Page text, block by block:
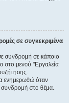
σε συγκεκριμένα
συνδρομή σε κάποιο
στο μενού "Εργαλεία
ενημερωθώ όταν
συνδρομή στο θέμα.